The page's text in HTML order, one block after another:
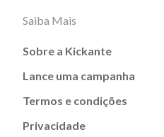
Saiba Mais
Sobre a Kickante
Lance uma campanha
Termos e condições
Privacidade